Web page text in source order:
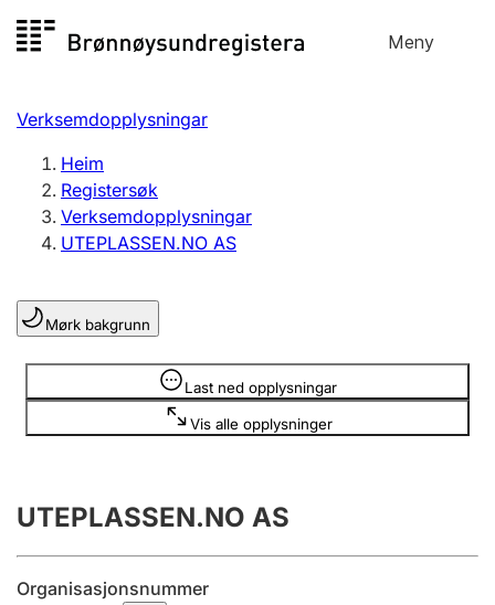
til
Meny
Registersøk
Aksjeselskap
Enkeltpersonføretak
Registrere, endre, slette
Lag og foreining
Registrere, endre, slette
Årsrekneskap
Innsending og forseinkingsgebyr
Verksemdopplysningar
Heim
Registersøk
Verksemdopplysningar
UTEPLASSEN.NO AS
Mørk bakgrunn
Last ned opplysningar
Vis alle opplysninger
Opplysninger er skjult
UTEPLASSEN.NO AS
Organisasjonsnummer